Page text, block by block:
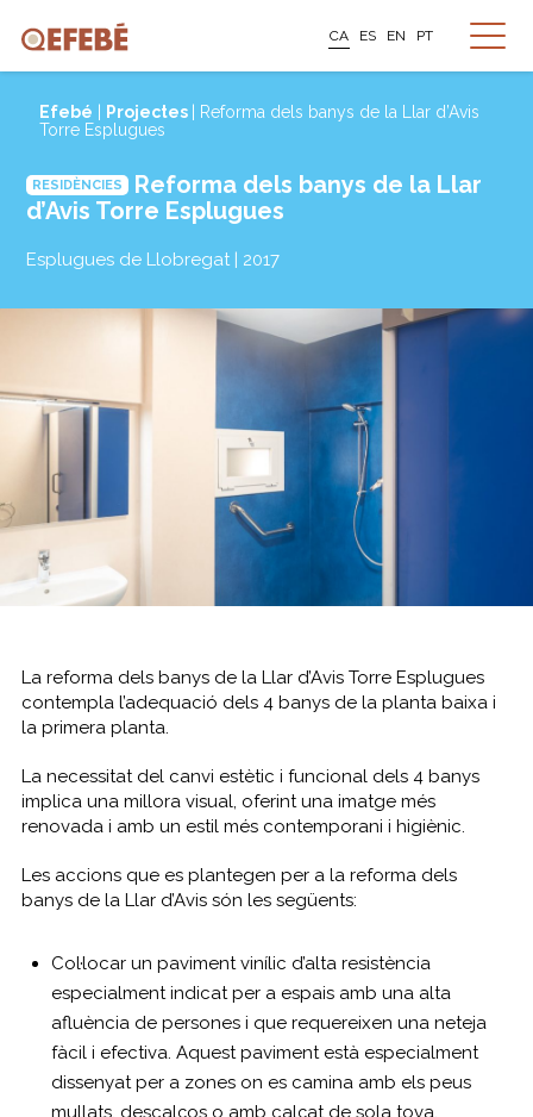
CA ES EN PT
Efebé Projectes
| Reforma dels banys de la Llar d’Avis
Torre Esplugues
RESIDÈNCIES
Reforma dels banys de la Llar
d’Avis Torre Esplugues
Esplugues de Llobregat | 2017
La reforma dels banys de la Llar d’Avis Torre Esplugues
contempla l’adequació dels 4 banys de la planta baixa i
la primera planta.
La necessitat del canvi estètic i funcional dels 4 banys
implica una millora visual, oferint una imatge més
renovada i amb un estil més contemporani i higiènic.
Les accions que es plantegen per a la reforma dels
banys de la Llar d’Avis són les següents:
Col·locar un paviment vinílic d’alta resistència
especialment indicat per a espais amb una alta
afluència de persones i que requereixen una neteja
fàcil i efectiva. Aquest paviment està especialment
dissenyat per a zones on es camina amb els peus
mullats, descalços o amb calçat de sola tova.